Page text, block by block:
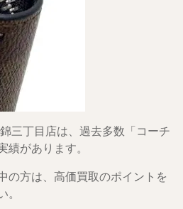
三丁目店は、過去多数「コーチ
績があります。
の方は、高価買取のポイントを
。